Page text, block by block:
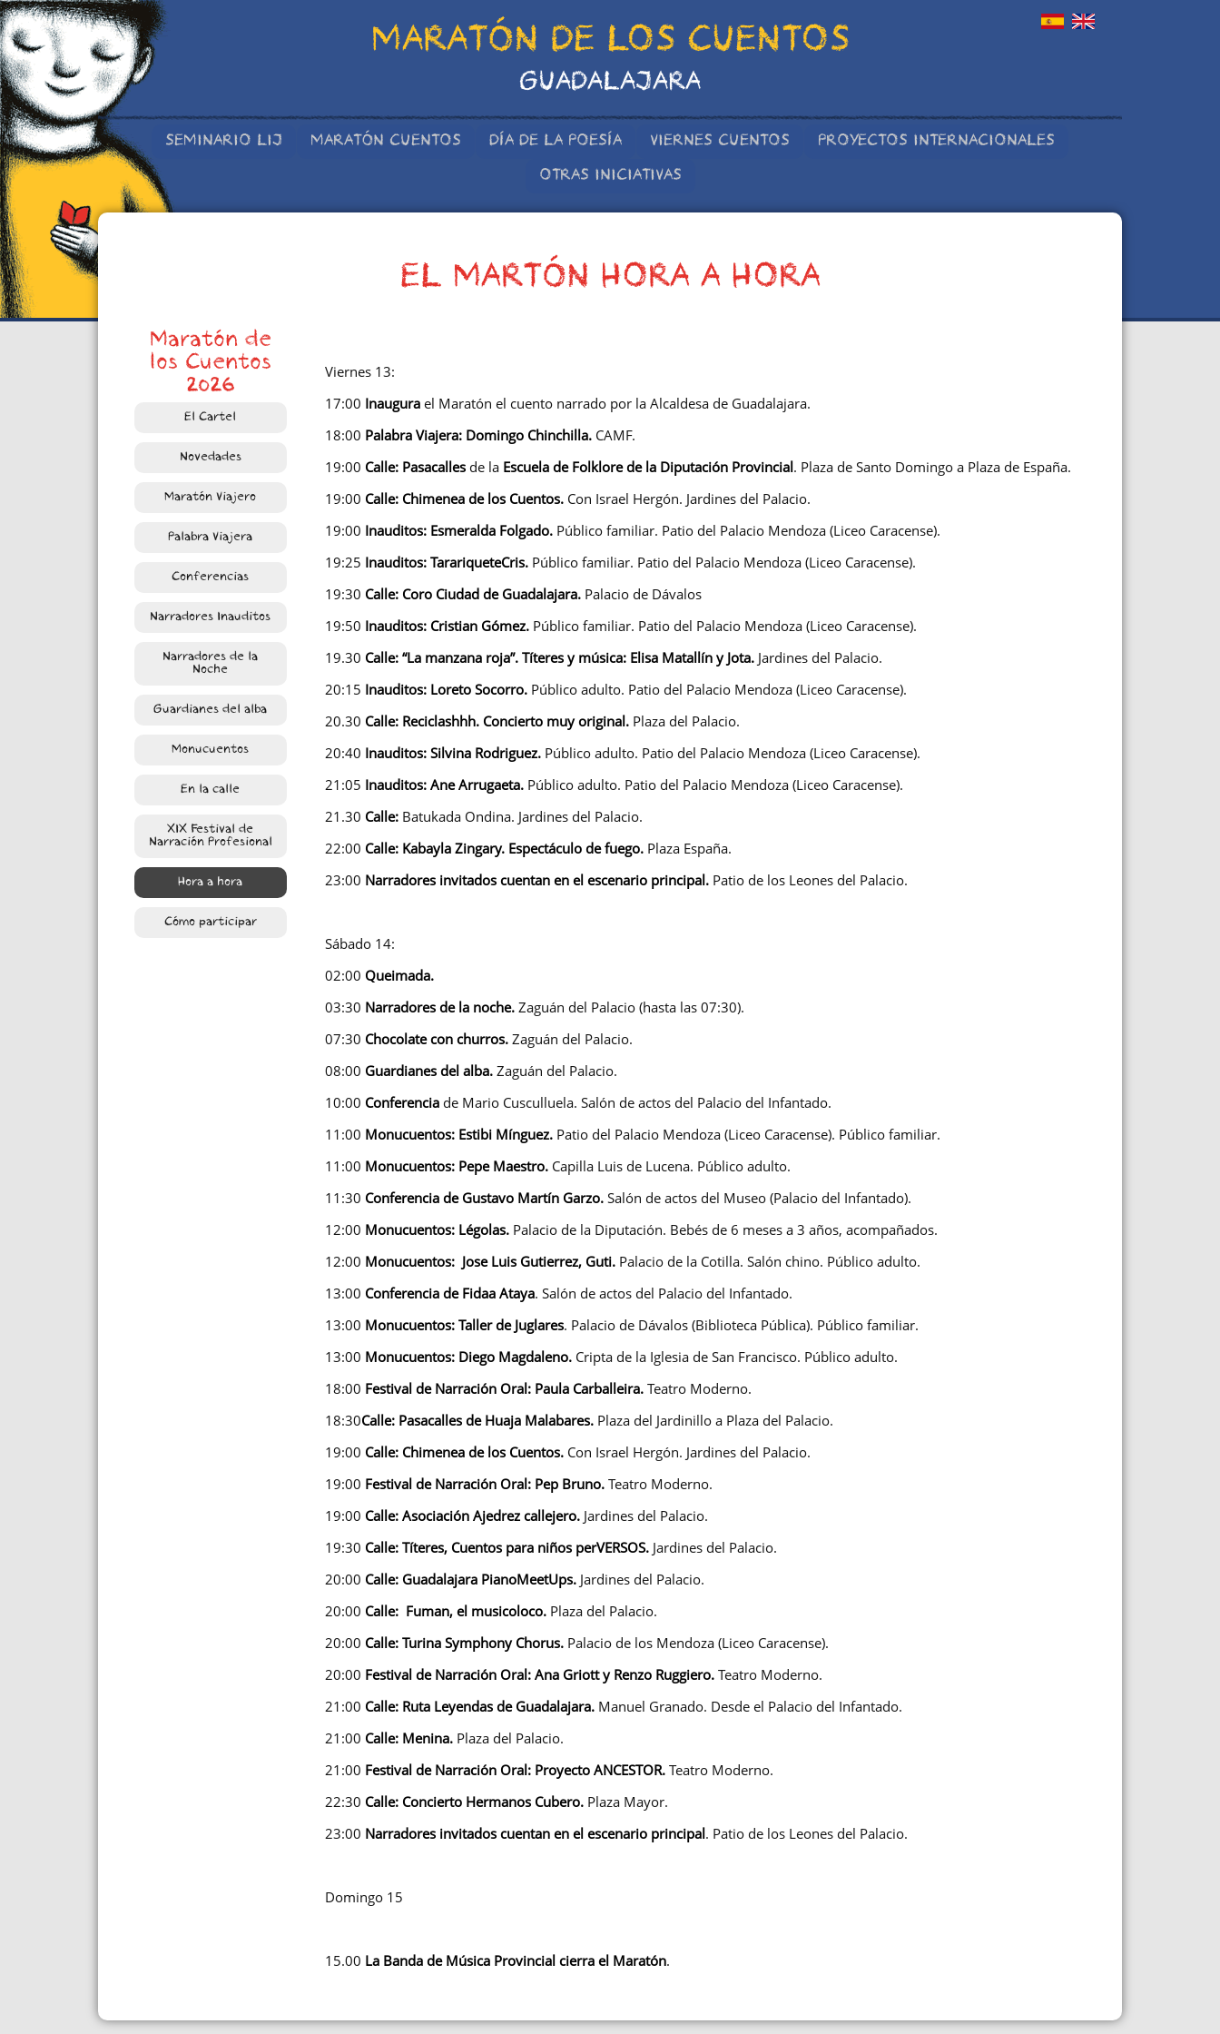
MARATÓN DE LOS CUENTOS
GUADALAJARA
SEMINARIO LIJ MARATÓN CUENTOS DÍA DE LA POESÍA VIERNES CUENTOS PROYECTOS INTERNACIONALES
OTRAS INICIATIVAS
EL MARTÓN HORA A HORA
Maratón de
los Cuentos
2026
El Cartel
Novedades
Maratón Viajero
Palabra Viajera
Conferencias
Narradores Inauditos
Narradores de la
Noche
Guardianes del alba
Monucuentos
En la calle
XIX Festival de
Narración Profesional
Hora a hora
Cómo participar
Viernes 13:
17:00 Inaugurael Maratón el cuento narrado por la Alcaldesa de Guadalajara.
18:00 Palabra Viajera: Domingo Chinchilla.CAMF.
19:00 Calle: Pasacalles de laEscuela de Folklore de la Diputación Provincial. Plaza de Santo Domingo a Plaza de España.
19:00 Calle: Chimenea de los Cuentos.Con Israel Hergón. Jardines del Palacio.
19:00 Inauditos: Esmeralda Folgado.Público familiar. Patio del Palacio Mendoza (Liceo Caracense).
19:25 Inauditos:TarariqueteCris.Público familiar. Patio del Palacio Mendoza (Liceo Caracense).
19:30 Calle: Coro Ciudad de Guadalajara.Palacio de Dávalos
19:50 Inauditos: Cristian Gómez.Público familiar. Patio del Palacio Mendoza (Liceo Caracense).
19.30 Calle: “La manzana roja”. Títeres y música: Elisa Matallín y Jota. Jardines del Palacio.
20:15 Inauditos: Loreto Socorro.Público adulto. Patio del Palacio Mendoza (Liceo Caracense).
20.30 Calle:Reciclashhh. Concierto muy original. Plaza del Palacio.
20:40 Inauditos:Silvina Rodriguez.Público adulto. Patio del Palacio Mendoza (Liceo Caracense).
21:05 Inauditos:Ane Arrugaeta.Público adulto. Patio del Palacio Mendoza (Liceo Caracense).
21.30 Calle: Batukada Ondina. Jardines del Palacio.
22:00 Calle: Kabayla Zingary. Espectáculo de fuego.Plaza España.
23:00 Narradores invitados cuentan en el escenario principal. Patio de los Leones del Palacio.
Sábado 14:
02:00 Queimada.
03:30 Narradores de la noche.Zaguán del Palacio (hasta las 07:30).
07:30 Chocolate con churros.Zaguán del Palacio.
08:00 Guardianes del alba.Zaguán del Palacio.
10:00 Conferencia de Mario Cusculluela. Salón de actos del Palacio del Infantado.
11:00 Monucuentos: Estibi Mínguez. Patio del Palacio Mendoza (Liceo Caracense). Público familiar.
11:00 Monucuentos: Pepe Maestro.Capilla Luis de Lucena. Público adulto.
11:30 Conferencia de Gustavo Martín Garzo.Salón de actos del Museo (Palacio del Infantado).
12:00 Monucuentos: Légolas.Palacio de la Diputación. Bebés de 6 meses a 3 años, acompañados.
12:00 Monucuentos: Jose Luis Gutierrez, Guti.Palacio de la Cotilla. Salón chino. Público adulto.
13:00 Conferencia de Fidaa Ataya. Salón de actos del Palacio del Infantado.
13:00 Monucuentos:Taller de Juglares. Palacio de Dávalos (Biblioteca Pública). Público familiar.
13:00 Monucuentos: Diego Magdaleno.Cripta de la Iglesia de San Francisco. Público adulto.
18:00 Festival de Narración Oral: Paula Carballeira.Teatro Moderno.
18:30Calle: Pasacalles de Huaja Malabares.Plaza del Jardinillo a Plaza del Palacio.
19:00 Calle: Chimenea de los Cuentos.Con Israel Hergón. Jardines del Palacio.
19:00 Festival de Narración Oral: Pep Bruno.Teatro Moderno.
19:00 Calle: Asociación Ajedrez callejero.Jardines del Palacio.
19:30 Calle:Títeres, Cuentos para niños perVERSOS. Jardines del Palacio.
20:00 Calle: Guadalajara PianoMeetUps.Jardines del Palacio.
20:00 Calle: Fuman, el musicoloco. Plaza del Palacio.
20:00 Calle: Turina Symphony Chorus.Palacio de los Mendoza (Liceo Caracense).
20:00 Festival de Narración Oral:Ana Griott y Renzo Ruggiero.Teatro Moderno.
21:00 Calle: Ruta Leyendas de Guadalajara.Manuel Granado. Desde el Palacio del Infantado.
21:00 Calle: Menina. Plaza del Palacio.
21:00 Festival de Narración Oral: ProyectoANCESTOR.Teatro Moderno.
22:30 Calle: Concierto Hermanos Cubero. Plaza Mayor.
23:00 Narradores invitados cuentan en el escenario principal. Patio de los Leones del Palacio.
Domingo 15
15.00 La Banda de Música Provincial cierra el Maratón.